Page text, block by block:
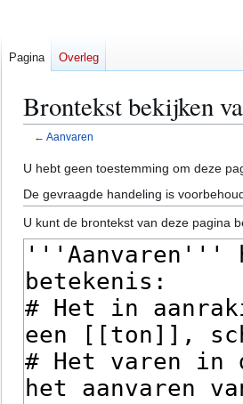
Brontekst bekijken
← Aanvaren
Naar
navigatie
springen
Naar
zoeken
springen
U hebt geen toestemming om deze
De gevraagde handeling is
U kunt de brontekst van deze pagina
Pagina Overleg